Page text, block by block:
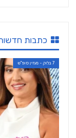
כתבות
7 בלוק - מגזין סופ"ש